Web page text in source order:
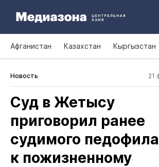
Афганистан Казахстан Кыргызстан
Новость 21
Суд в Жетысу
приговорил ранее
судимого педофила
к пожизненному